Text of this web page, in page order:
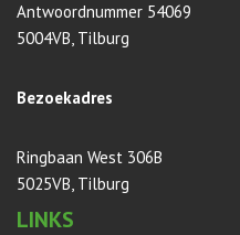
Antwoordnummer 54069
5004VB, Tilburg
Bezoekadres
Ringbaan West 306B
5025VB, Tilburg
LINKS